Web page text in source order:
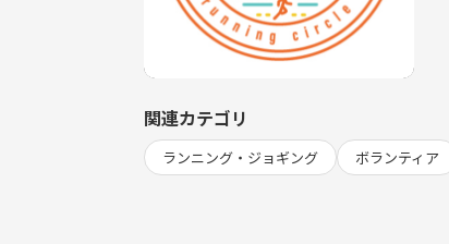
関連カテゴリ
ランニング・ジョギング ボランティア